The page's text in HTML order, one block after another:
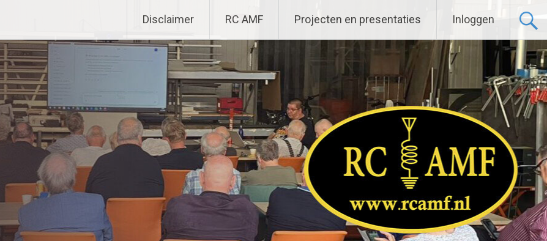
Disclaimer RC AMF Projecten en presentaties Inloggen